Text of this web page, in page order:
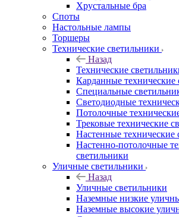
Хрустальные бра
Споты
Настольные лампы
Торшеры
Технические светильники
Назад
Технические
Карданные технические
Специальные
Светодиодные
Потолочные
Трековые технические
Настенные технические
Настенно-потолочные
светильники
Уличные светильники
Назад
Уличные светильники
Наземные низкие
Наземные высокие